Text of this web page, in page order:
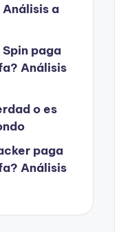
a
paga
Análisis
o es
paga
Análisis